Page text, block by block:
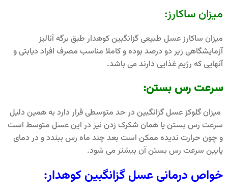
میزان ساکارز:
میزان ساکارز عسل طبیعی گزانگبین کوهدار طبق برگه آنالیز
آزمایشگاهی زیر دو درصد بوده و کاملا مناسب مصرف افراد دیابتی و
آنهایی که رژیم غذایی دارند می باشد.
سرعت رس بستن:
میزان گلوکز عسل گزانگبین در حد متوسطی قرار دارد به همین دلیل
سرعت رس بستن یا همان شکرک زدن نیز در این عسل متوسط است
و چون حرارت ندیده ممکن است بعد چند ماه رس ببندد و در دمای
پایین سرعت رس بستن آن بیشتر می شود.
خواص درمانی عسل گزانگبین کوهدار: